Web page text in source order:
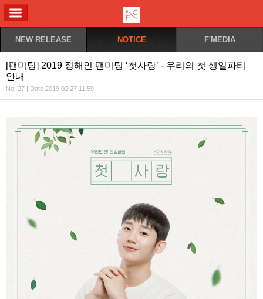
NEW RELEASE NOTICE F'MEDIA
[팬미팅] 2019 정해인 팬미팅 ‘첫사랑’ - 우리의 첫 생일파티
안내
No. 27 | Date 2019.02.27 11:59